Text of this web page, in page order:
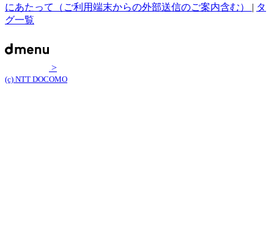
にあたって（ご利用端末からの外部送信のご案内含む） | タ
グ一覧
>
(c) NTT DOCOMO